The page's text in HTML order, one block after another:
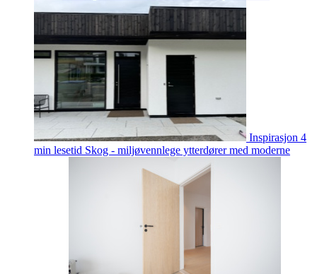
Inspirasjon 4
min lesetid Skog - miljøvennlege ytterdører med moderne